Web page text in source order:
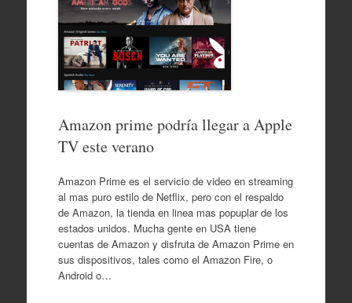
Amazon prime podría llegar a Apple
TV este verano
Amazon Prime es el servicio de video en streaming
al mas puro estilo de Netflix, pero con el respaldo
de Amazon, la tienda en linea mas popuplar de los
estados unidos. Mucha gente en USA tiene
cuentas de Amazon y disfruta de Amazon Prime en
sus dispositivos, tales como el Amazon Fire, o
Android o…